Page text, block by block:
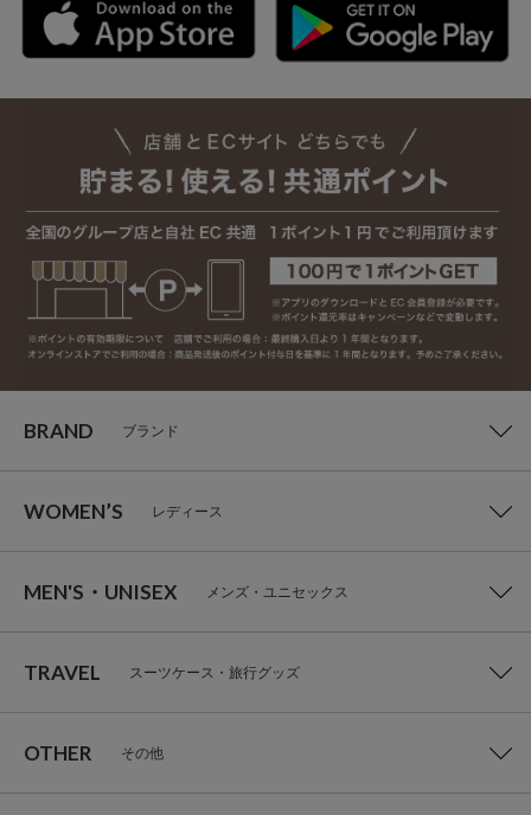
BRAND ブランド
WOMEN’S レディース
MEN'S・UNISEX メンズ・ユニセックス
TRAVEL スーツケース・旅行グッズ
OTHER その他